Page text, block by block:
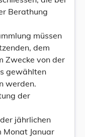
Berathung
müssen
dem
Zwecke von der
gewählten
werden.
der
jährlichen
Monat Januar